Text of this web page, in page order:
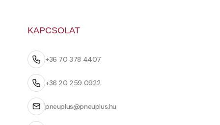
KAPCSOLAT
+36 70 378 4407
+36 20 259 0922
pneuplus@pneuplus.hu